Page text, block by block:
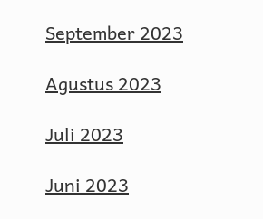
September 2023
Agustus 2023
Juli 2023
Juni 2023